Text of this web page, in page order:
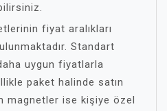
fiyat aralıkları
Standart
uygun fiyatlarla
paket halinde satın
magnetler ise kişiye özel